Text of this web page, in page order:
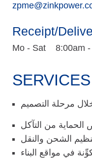
Receipt/
Mo - Sat 8:00am -
SERVICES
مرحلة التصميم
من التآكل
الشحن والنقل
في مواقع البناء